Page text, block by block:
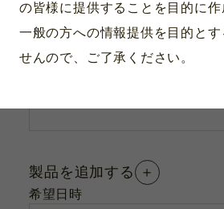
の皆様に提供することを目的に作
一般の方への情報提供を目的とす
せんので、ご了承ください。
製品番号または製品名
製品を追加する ＋
希望日時